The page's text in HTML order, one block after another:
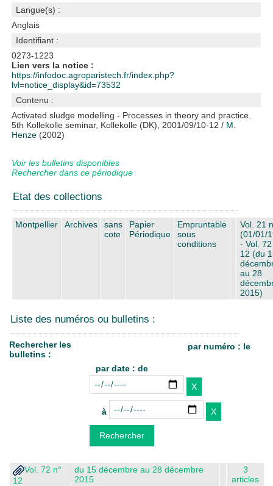
Langue(s) :
Anglais
Identifiant :
0273-1223
Lien vers la notice :
https://infodoc.agroparistech.fr/index.php?
lvl=notice_display&id=73532
Contenu :
Activated sludge modelling - Processes in theory and practice.
5th Kollekolle seminar, Kollekolle (DK), 2001/09/10-12 / M.
Henze (2002)
Voir les bulletins disponibles
Rechercher dans ce périodique
Etat des collections
Montpellier Archives
sans
cote
Papier
Périodique
Empruntable
sous
conditions
Vol. 21
(01/01/
- Vol. 72
12 (du
au 28
2015)
Liste des numéros ou bulletins :
Rechercher les
bulletins :
par numéro : le
par date : de
à
Vol. 72 n°
12
du 15 décembre au 28 décembre
2015
3
articles